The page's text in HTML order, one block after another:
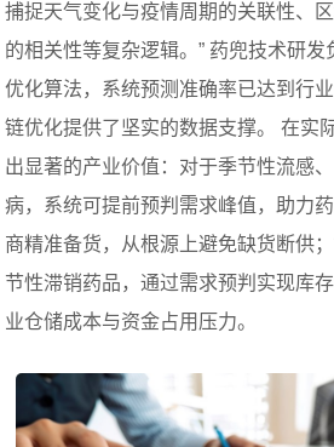
捕捉天气变化与疫情周期的关联性、
的相关性等复杂逻辑。” 药兜技术研
优化算法，系统预测准确率已达到行
链优化提供了坚实的数据支撑。 在实
出显著的产业价值：对于季节性流感
病，系统可提前预判需求峰值，助力
商精准备货，从根源上避免缺货断供
节性滞销药品，通过需求预判实现库
业仓储成本与资金占用压力。